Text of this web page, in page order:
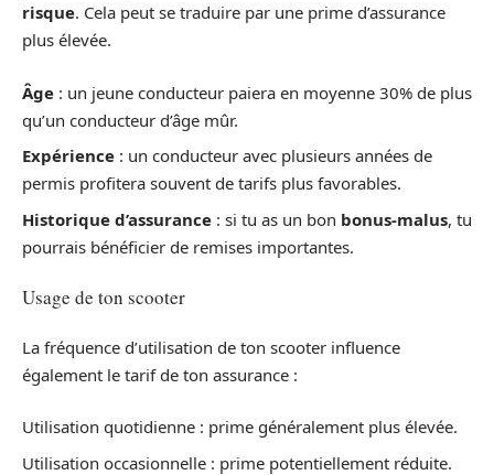
risque. Cela peut se traduire par une prime d’assurance
plus élevée.
Âge : un jeune conducteur paiera en moyenne 30% de plus
qu’un conducteur d’âge mûr.
Expérience : un conducteur avec plusieurs années de
permis profitera souvent de tarifs plus favorables.
Historique d’assurance : si tu as un bon bonus-malus, tu
pourrais bénéficier de remises importantes.
Usage de ton scooter
La fréquence d’utilisation de ton scooter influence
également le tarif de ton assurance :
Utilisation quotidienne : prime généralement plus élevée.
Utilisation occasionnelle : prime potentiellement réduite.